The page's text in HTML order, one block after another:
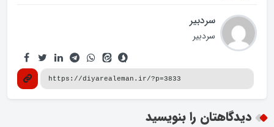
سردبیر
سردبیر
دیدگاهتان را بنویسید